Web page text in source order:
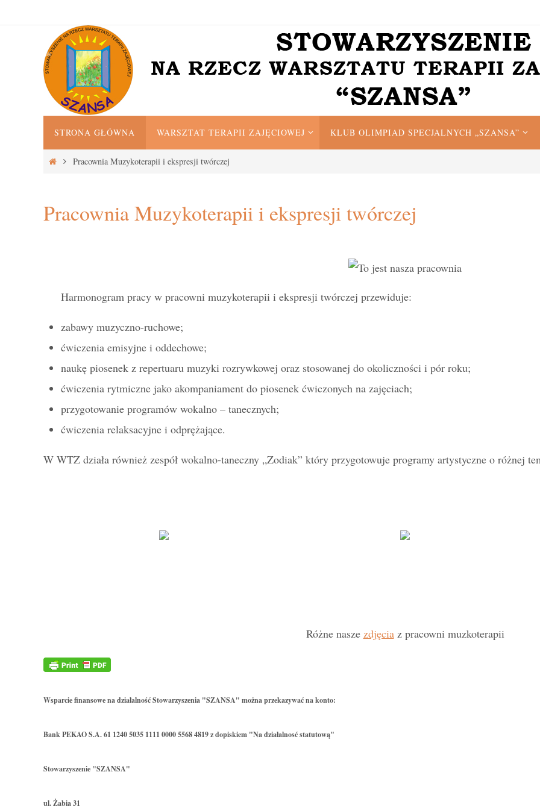
treści
STRONA GŁÓWNA WARSZTAT TERAPII ZAJĘCIOWEJ KLUB OLIMPIAD SPECJALNYCH „SZANSA”
StronaPracownia Muzykoterapii i ekspresji twórczej
Pracownia Muzykoterapii i ekspresji twórczej
Harmonogram pracy w pracowni muzykoterapii i ekspresji twórczej przewiduje:
zabawy muzyczno-ruchowe;
ćwiczenia emisyjne i oddechowe;
naukę piosenek z repertuaru muzyki rozrywkowej oraz stosowanej do okoliczności i pór roku;
ćwiczenia rytmiczne jako akompaniament do piosenek ćwiczonych na zajęciach;
przygotowanie programów wokalno – tanecznych;
ćwiczenia relaksacyjne i odprężające.
W WTZ działa również zespół wokalno-taneczny „Zodiak” który przygotowuje programy artystyczne o różnej
Różne nasze zdjęciaz pracowni muzkoterapii
Wsparcie finansowe na działalność Stowarzyszenia "SZANSA" można przekazywać na konto:
Bank PEKAO S.A. 61 1240 5035 1111 0000 5568 4819 z dopiskiem "Na działalnosć statutową"
Stowarzyszenie "SZANSA"
ul. Żabia 31